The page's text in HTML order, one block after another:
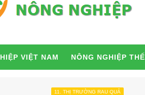
VIỆT NAM NÔNG NGHIỆP
11. THỊ TRƯỜNG RAU QUẢ